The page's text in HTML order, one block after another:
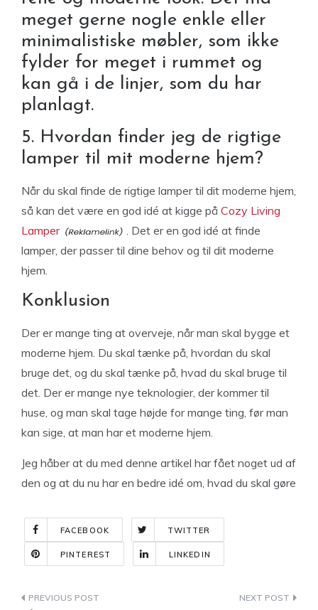
meget gerne nogle enkle eller
minimalistiske møbler, som ikke
fylder for meget i rummet og
kan gå i de linjer, som du har
planlagt.
5. Hvordan finder jeg de rigtige
lamper til mit moderne hjem?
Når du skal finde de rigtige lamper til dit moderne hjem,
så kan det være en god idé at kigge på Cozy Living
Lamper
. Det er en god idé at finde
lamper, der passer til dine behov og til dit moderne
hjem.
Konklusion
Der er mange ting at overveje, når man skal bygge et
moderne hjem. Du skal tænke på, hvordan du skal
bruge det, og du skal tænke på, hvad du skal bruge til
det. Der er mange nye teknologier, der kommer til
huse, og man skal tage højde for mange ting, før man
kan sige, at man har et moderne hjem.
Jeg håber at du med denne artikel har fået noget ud af
den og at du nu har en bedre idé om, hvad du skal gøre
FACEBOOK TWITTER
PINTEREST LINKEDIN
Indlægsnavigation